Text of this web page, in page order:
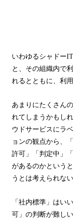
いわゆるシャドーIT
と、その組織内で
れるとともに、利
あまりにたくさん
れてしまうかもし
ウドサービスにラ
ョンの観点から、
許可」「判定中」
があるのかというと
うとは考えられな
「社内標準」はい
可」の判断が難し